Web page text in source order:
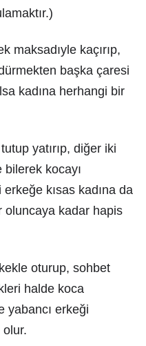
maksadıyle kaçırıp,
başka çaresi
kadına herhangi bir
yatırıp, diğer iki
bilerek kocayı
kısas kadına da
oluncaya kadar hapis
oturup, sohbet
halde koca
yabancı erkeği
olur.